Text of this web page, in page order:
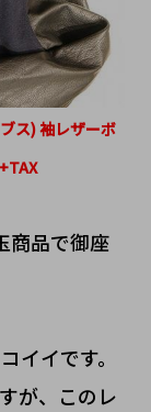
ス) 袖レザーボ
商品で御座
イイです。
が、このレ